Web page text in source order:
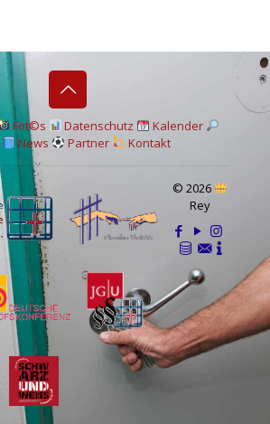
Fot©s Datenschutz
Kalender
News Partner Kontakt
© 2026
Rey